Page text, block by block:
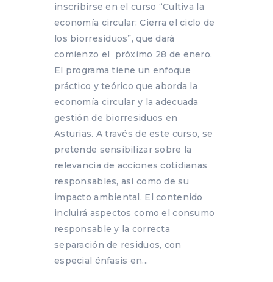
inscribirse en el curso “Cultiva la
economía circular: Cierra el ciclo de
los biorresiduos”, que dará
comienzo el próximo 28 de enero.
El programa tiene un enfoque
práctico y teórico que aborda la
economía circular y la adecuada
gestión de biorresiduos en
Asturias. A través de este curso, se
pretende sensibilizar sobre la
relevancia de acciones cotidianas
responsables, así como de su
impacto ambiental. El contenido
incluirá aspectos como el consumo
responsable y la correcta
separación de residuos, con
especial énfasis en...